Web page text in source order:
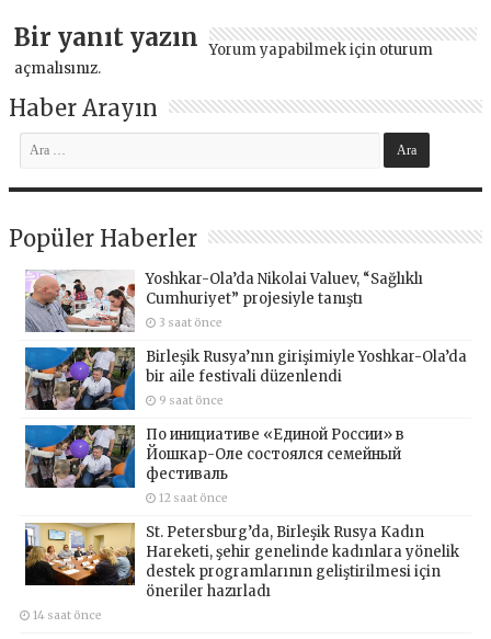
Bir yanıt yazın Yorum yapabilmek için oturum
açmalısınız.
Haber Arayın
Popüler Haberler
Yoshkar-Ola’da Nikolai Valuev, “Sağlıklı
Cumhuriyet” projesiyle tanıştı
3 saat önce
Birleşik Rusya’nın girişimiyle Yoshkar-Ola’da
bir aile festivali düzenlendi
9 saat önce
По инициативе «Единой России» в
Йошкар-Оле состоялся семейный
фестиваль
12 saat önce
St. Petersburg’da, Birleşik Rusya Kadın
Hareketi, şehir genelinde kadınlara yönelik
destek programlarının geliştirilmesi için
öneriler hazırladı
14 saat önce